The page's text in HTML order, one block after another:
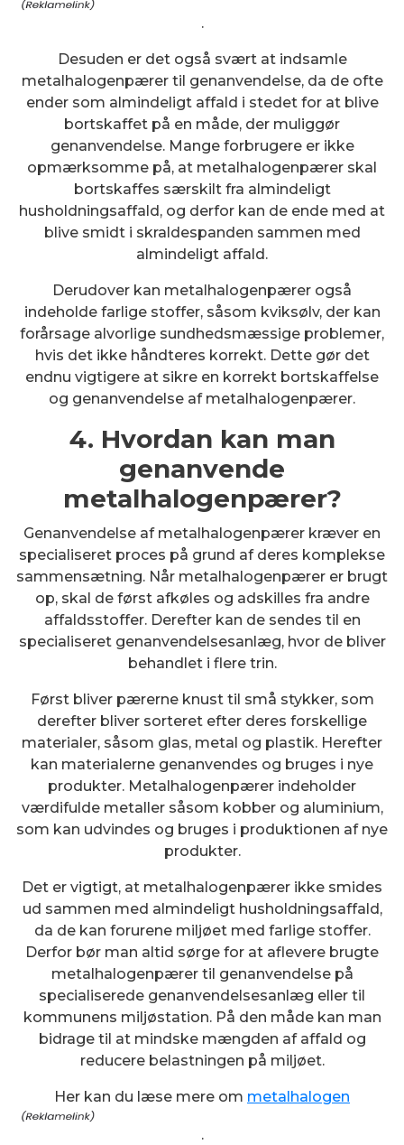
.
Desuden er det også svært at indsamle
metalhalogenpærer til genanvendelse, da de ofte
ender som almindeligt affald i stedet for at blive
bortskaffet på en måde, der muliggør
genanvendelse. Mange forbrugere er ikke
opmærksomme på, at metalhalogenpærer skal
bortskaffes særskilt fra almindeligt
husholdningsaffald, og derfor kan de ende med at
blive smidt i skraldespanden sammen med
almindeligt affald.
Derudover kan metalhalogenpærer også
indeholde farlige stoffer, såsom kviksølv, der kan
forårsage alvorlige sundhedsmæssige problemer,
hvis det ikke håndteres korrekt. Dette gør det
endnu vigtigere at sikre en korrekt bortskaffelse
og genanvendelse af metalhalogenpærer.
4. Hvordan kan man
genanvende
metalhalogenpærer?
Genanvendelse af metalhalogenpærer kræver en
specialiseret proces på grund af deres komplekse
sammensætning. Når metalhalogenpærer er brugt
op, skal de først afkøles og adskilles fra andre
affaldsstoffer. Derefter kan de sendes til en
specialiseret genanvendelsesanlæg, hvor de bliver
behandlet i flere trin.
Først bliver pærerne knust til små stykker, som
derefter bliver sorteret efter deres forskellige
materialer, såsom glas, metal og plastik. Herefter
kan materialerne genanvendes og bruges i nye
produkter. Metalhalogenpærer indeholder
værdifulde metaller såsom kobber og aluminium,
som kan udvindes og bruges i produktionen af nye
produkter.
Det er vigtigt, at metalhalogenpærer ikke smides
ud sammen med almindeligt husholdningsaffald,
da de kan forurene miljøet med farlige stoffer.
Derfor bør man altid sørge for at aflevere brugte
metalhalogenpærer til genanvendelse på
specialiserede genanvendelsesanlæg eller til
kommunens miljøstation. På den måde kan man
bidrage til at mindske mængden af affald og
reducere belastningen på miljøet.
Her kan du læse mere om metalhalogen
.